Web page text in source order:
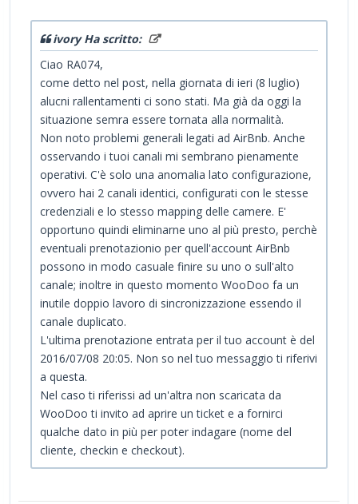
ivory Ha scritto:
Ciao RA074,
come detto nel post, nella giornata di ieri (8 luglio)
alucni rallentamenti ci sono stati. Ma già da oggi la
situazione semra essere tornata alla normalità.
Non noto problemi generali legati ad AirBnb. Anche
osservando i tuoi canali mi sembrano pienamente
operativi. C'è solo una anomalia lato configurazione,
ovvero hai 2 canali identici, configurati con le stesse
credenziali e lo stesso mapping delle camere. E'
opportuno quindi eliminarne uno al più presto, perchè
eventuali prenotazionio per quell'account AirBnb
possono in modo casuale finire su uno o sull'alto
canale; inoltre in questo momento WooDoo fa un
inutile doppio lavoro di sincronizzazione essendo il
canale duplicato.
L'ultima prenotazione entrata per il tuo account è del
2016/07/08 20:05. Non so nel tuo messaggio ti riferivi
a questa.
Nel caso ti riferissi ad un'altra non scaricata da
WooDoo ti invito ad aprire un ticket e a fornirci
qualche dato in più per poter indagare (nome del
cliente, checkin e checkout).